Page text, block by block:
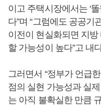
이고 주택시장에서는 ‘
다”며 “그럼에도 공공기
이전이 현실화되면 지
할 가능성이 높다”고 내
그러면서 “정부가 언급
점의 실현 가능성과 실
는 아직 불확실한 만큼